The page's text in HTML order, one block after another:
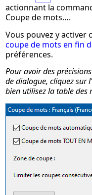
actionnant la
Coupe de mots….
Vous pouvez y activer
coupe de mots en fin
préférences.
Pour avoir des
de dialogue, cliquez sur
bien utilisez la table des